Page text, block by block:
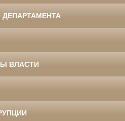
ДЕПАРТАМЕНТА
ВЛАСТИ